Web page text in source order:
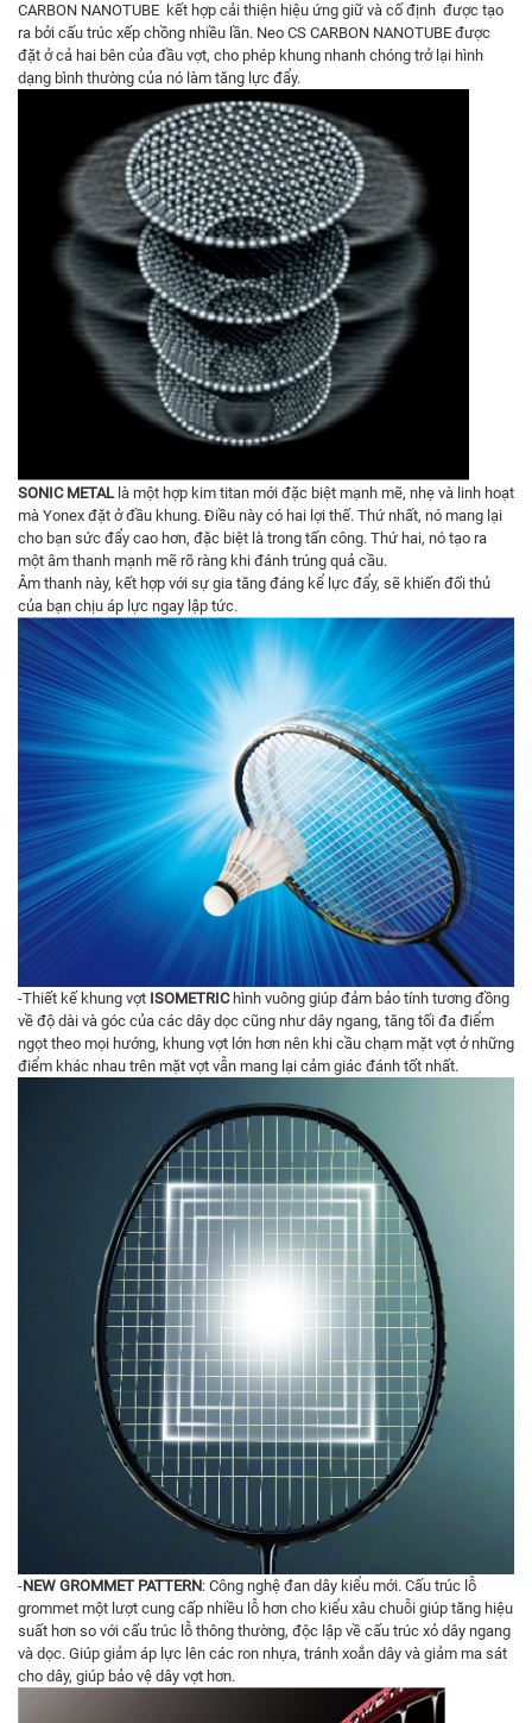
CARBON NANOTUBE kết hợp cải thiện hiệu ứng giữ và cố định được tạo
ra bởi cấu trúc xếp chồng nhiều lần. Neo CS CARBON NANOTUBE được
đặt ở cả hai bên của đầu vợt, cho phép khung nhanh chóng trở lại hình
dạng bình thường của nó làm tăng lực đẩy.
SONIC METAL là một hợp kim titan mới đặc biệt mạnh mẽ, nhẹ và linh hoạt
mà Yonex đặt ở đầu khung. Điều này có hai lợi thế. Thứ nhất, nó mang lại
cho bạn sức đẩy cao hơn, đặc biệt là trong tấn công. Thứ hai, nó tạo ra
một âm thanh mạnh mẽ rõ ràng khi đánh trúng quả cầu.
Âm thanh này, kết hợp với sự gia tăng đáng kể lực đẩy, sẽ khiến đối thủ
của bạn chịu áp lực ngay lập tức.
-Thiết kế khung vợt ISOMETRIChình vuông giúp đảm bảo tính tương đồng
về độ dài và góc của các dây dọc cũng như dây ngang, tăng tối đa điểm
ngọt theo mọi hướng, khung vợt lớn hơn nên khi cầu chạm mặt vợt ở những
điểm khác nhau trên mặt vợt vẫn mang lại cảm giác đánh tốt nhất.
-NEW GROMMET PATTERN: Công nghệ đan dây kiểu mới. Cấu trúc lỗ
grommet một lượt cung cấp nhiều lỗ hơn cho kiểu xâu chuỗi giúp tăng hiệu
suất hơn so với cấu trúc lỗ thông thường, độc lập về cấu trúc xỏ dây ngang
và dọc. Giúp giảm áp lực lên các ron nhựa, tránh xoắn dây và giảm ma sát
cho dây, giúp bảo vệ dây vợt hơn.